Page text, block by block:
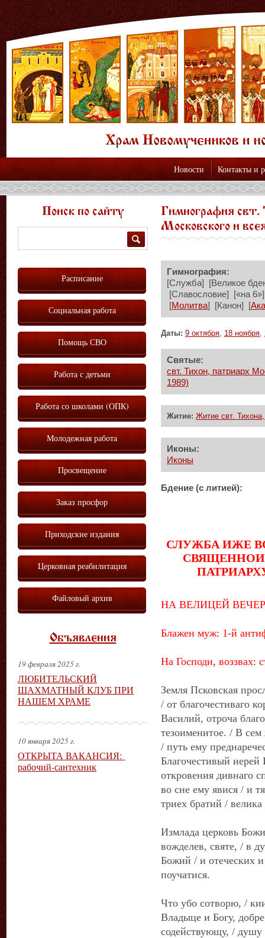
Новости Контакты и
Гимнография свт.
Московского и
Гимнография:
[Служба] [Великое
[Славословие] [«на
[Молитва] [Канон] [
Даты: 9 октября, 18 ноября,
Святые:
свт. Тихон, патриарх
1989)
Житие: Житие свт.
Иконы:
Иконы
Бдение (с литией):
СЛУЖБА ИЖЕ
НА ВЕЛИЦЕЙ
Блажен муж: 1-й
На Господи, воззвах:
Земля Псковская
/ от благочестиваго
Василий, отроча
тезоименитое. / В
/ путь ему
Благочестивый
откровения дивнаго
во сне ему явися / и
триех братий / велика
Измлада церковь
вожделев, святе, / в
Божий / и отеческих
поучатися.
Что убо сотворю, /
Владыце и Богу,
содействующу, /
Поиск по сайту
Расписание
Социальная работа
Помощь СВО
Работа с детьми
Работа со школами (ОПК)
Молодежная работа
Просвещение
Заказ просфор
Приходские издания
Церковная реабилитация
Файловый архив
Объявления
19 февраля 2025 г.
ЛЮБИТЕЛЬСКИЙ
ШАХМАТНЫЙ КЛУБ ПРИ
НАШЕМ ХРАМЕ
10 января 2025 г.
ОТКРЫТА ВАКАНСИЯ:
рабочий-сантехник